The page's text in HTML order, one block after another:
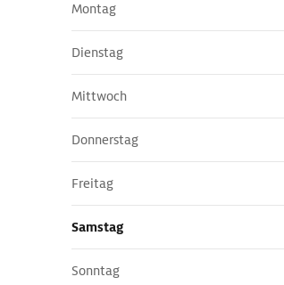
Montag
Dienstag
Mittwoch
Donnerstag
Freitag
Samstag
Sonntag